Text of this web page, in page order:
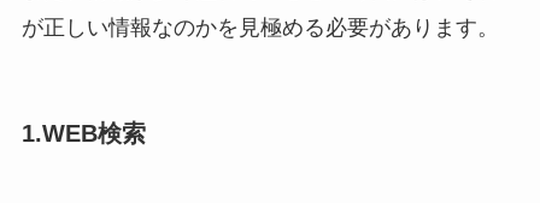
が正しい情報なのかを見極める必要があります。
1.WEB検索